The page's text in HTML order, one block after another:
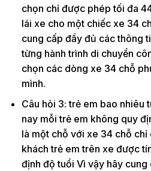
chọn chỉ được phép tối đa
lái xe cho một chiếc xe 34
cung cấp đầy đủ các thông
từng hành trình di chuyển
chọn các dòng xe 34 chỗ
mình.
Câu hỏi 3: trẻ em bao nhiêu
nay mỗi trẻ em không quy
là một chỗ với xe 34 chỗ chỉ
khách trẻ em trên xe được
định độ tuổi Vì vậy hãy